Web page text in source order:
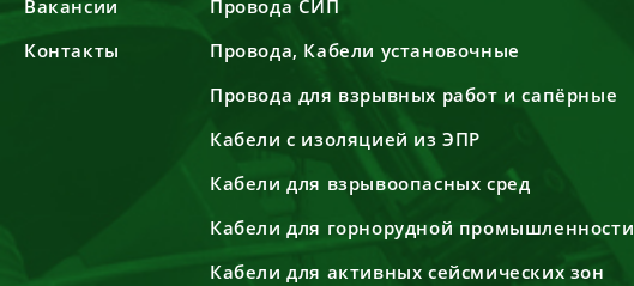
Вакансии
Контакты
Провода СИП
Провода, Кабели установочные
Провода для взрывных работ и сапёрные
Кабели с изоляцией из ЭПР
Кабели для взрывоопасных сред
Кабели для горнорудной промышленности
Кабели для активных сейсмических зон